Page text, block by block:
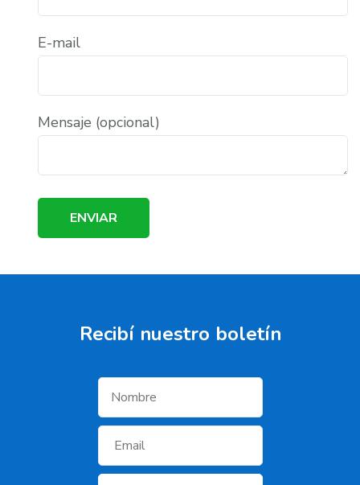
E-mail
Mensaje (opcional)
Recibí­ nuestro boletí­n